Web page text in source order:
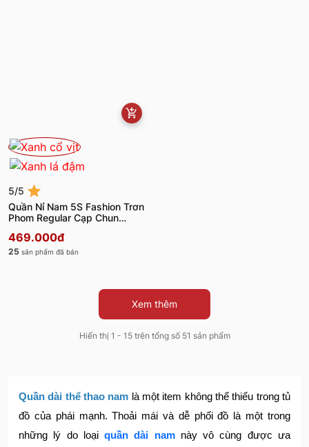
5/5
Quần Nỉ Nam 5S Fashion Trơn
Phom Regular Cạp Chun
469.000đ
25 sản phẩm đã bán
Xem thêm
Hiển thị 1 - 15 trên tổng số 51 sản phẩm
Quần dài thể thao nam là một item không thể thiếu trong tủ
đồ của phái mạnh. Thoải mái và dễ phối đồ là một trong
những lý do loạiquần dài namnày vô cùng được ưa